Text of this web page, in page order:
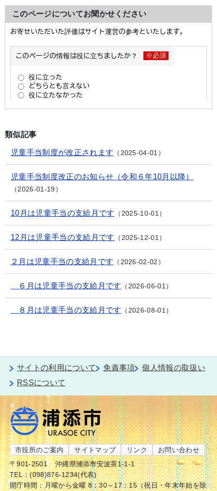
このページについてお聞かせください
類似記事
児童手当制度が改正されます 2025-04-01
児童手当制度改正のお知らせ（令和６年10月以降）
2026-01-19
10月は児童手当の支給月です 2025-10-01
12月は児童手当の支給月です 2025-12-01
２月は児童手当の支給月です 2026-02-02
６月は児童手当の支給月です 2026-06-01
８月は児童手当の支給月です 2026-08-01
サイトの利用について 免責事項
個人情報の取扱い
RSSについて
市役所のご案内 サイトマップ リンク
お問い合わせ
〒901-2501
沖縄県浦添市安波茶1-1-1
TEL：(098)876-1234(代表)
開庁時間：月曜から金曜 8：30～17：15（祝日・年末年始を除